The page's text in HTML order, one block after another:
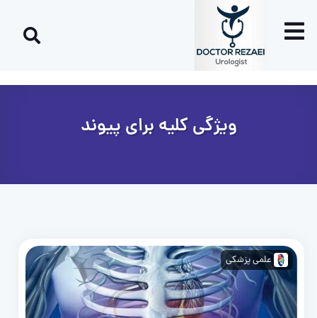
ویژگی کلیه برای پیوند
علمی پزشکی